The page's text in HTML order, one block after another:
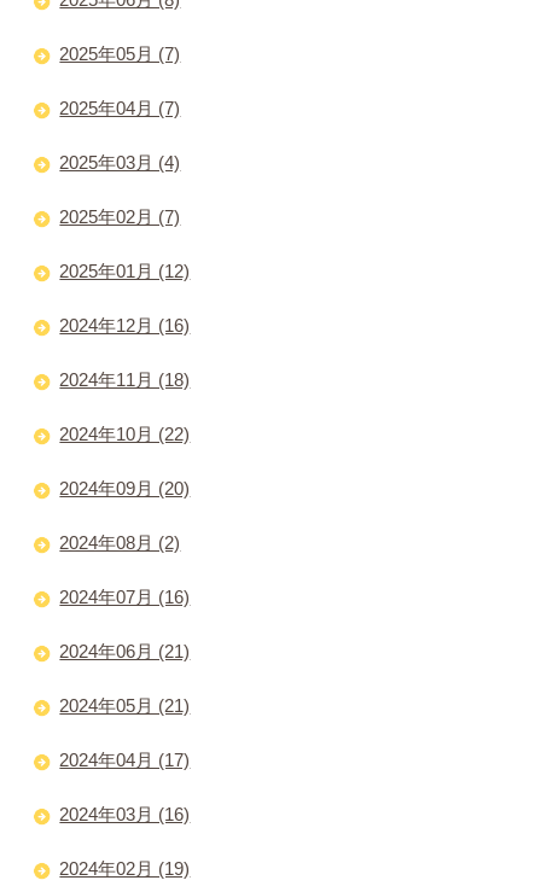
2025年05月 (7)
2025年04月 (7)
2025年03月 (4)
2025年02月 (7)
2025年01月 (12)
2024年12月 (16)
2024年11月 (18)
2024年10月 (22)
2024年09月 (20)
2024年08月 (2)
2024年07月 (16)
2024年06月 (21)
2024年05月 (21)
2024年04月 (17)
2024年03月 (16)
2024年02月 (19)